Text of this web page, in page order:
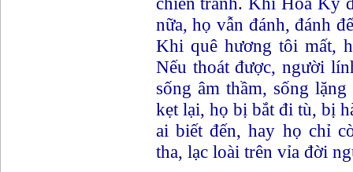
nữa, họ vẫn đánh, đánh
Khi quê hương tôi mất,
Nếu thoát được, người
sống âm thầm, sống
kẹt lại, họ bị bắt đi tù, bị
ai biết đến, hay họ chỉ
tha, lạc loài trên vỉa đời